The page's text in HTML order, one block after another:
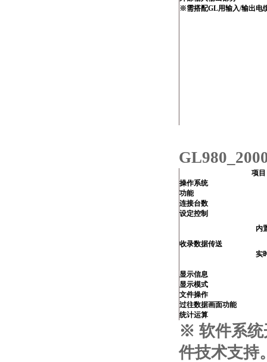
※需搭配GL用输入/输出电
项目
操作系统
功能
连接台数
设定控制
收录数据传送
内
实
显示信息
显示模式
文件操作
过往数据画面功能
统计运算
※ 软件系统
件技术支持